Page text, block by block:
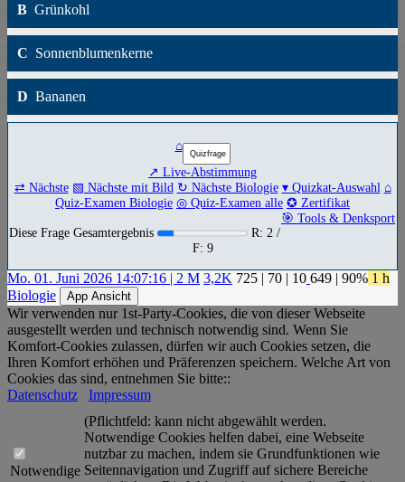
B Grünkohl
C Sonnenblumenkerne
D Bananen
⌂
↗ Live-Abstimmung
⇄ Nächste ▧ Nächste mit Bild ↻ Nächste Biologie ▾ Quizkat-Auswahl ⌂
Quiz-Examen Biologie ◎ Quiz-Examen alle ✪ Zertifikat
🎯 Tools & Denksport
Diese Frage Gesamtergebnis
R: 2 /
F: 9
Mo. 01. Juni 2026 14:07:16 | 2 M 3,2K 725 | 70 | 10 649 | 90% 1 h
Biologie
App Ansicht
Wir verwenden nur 1st-Party-Cookies, die von dieser Webseite
ausgestellt werden und technisch notwendig sind. Wenn Sie
Komfort-Cookies zulassen, dürfen wir auch Cookies setzen, die
Ihren Komfort erhöhen und Präferenzen speichern. Welche Art von
Cookies das sind, entnehmen Sie bitte::
Datenschutz
Impressum
Notwendige
(Pflichtfeld: kann nicht abgewählt werden.
Notwendige Cookies helfen dabei, eine Webseite
nutzbar zu machen, indem sie Grundfunktionen wie
Seitennavigation und Zugriff auf sichere Bereiche